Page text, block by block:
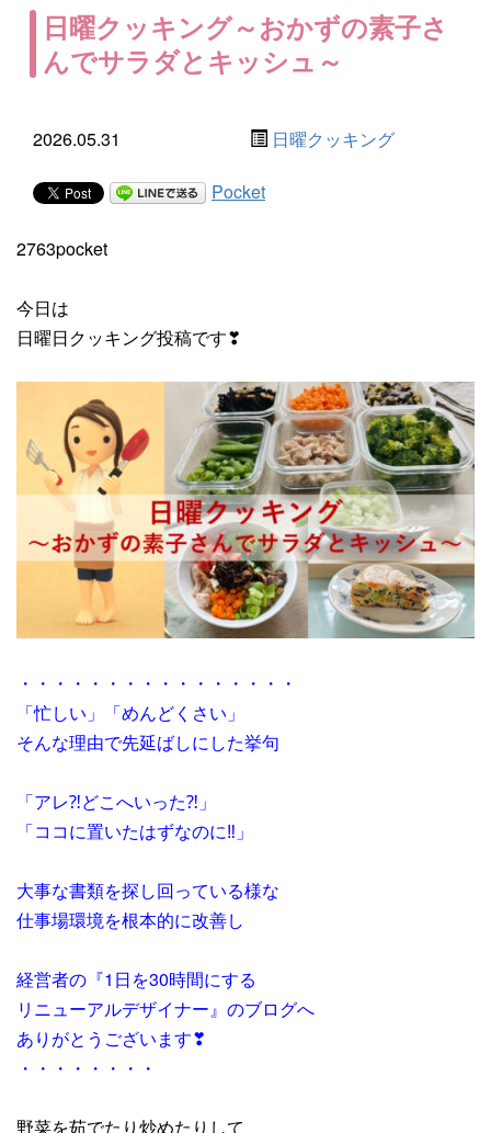
日曜クッキング～おかずの素子さ
んでサラダとキッシュ～
2026.05.31 日曜クッキング
Pocket
2763pocket
今日は
日曜日クッキング投稿です❣
・・・・・・・・・・・・・・・・
「忙しい」「めんどくさい」
そんな理由で先延ばしにした挙句
「アレ⁈どこへいった⁈」
「ココに置いたはずなのに‼」
大事な書類を探し回っている様な
仕事場環境を根本的に改善し
経営者の『1日を30時間にする
リニューアルデザイナー』のブログへ
ありがとうございます❣
・・・・・・・・
野菜を茹でたり炒めたりして